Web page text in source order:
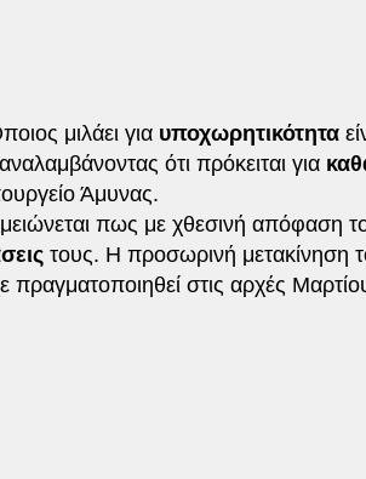
μιλάει για υποχωρητικότητα
ότι πρόκειται για
Άμυνας.
πως με χθεσινή απόφαση
τους. Η προσωρινή μετακίνηση
πραγματοποιηθεί στις αρχές